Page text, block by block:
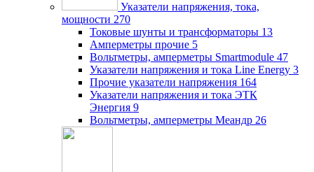
Указатели напряжения, тока,
мощности 270
Токовые шунты и трансформаторы 13
Амперметры прочие 5
Вольтметры, амперметры Smartmodule 47
Указатели напряжения и тока Line Energy 3
Прочие указатели напряжения 164
Указатели напряжения и тока ЭТК
Энергия 9
Вольтметры, амперметры Меандр 26